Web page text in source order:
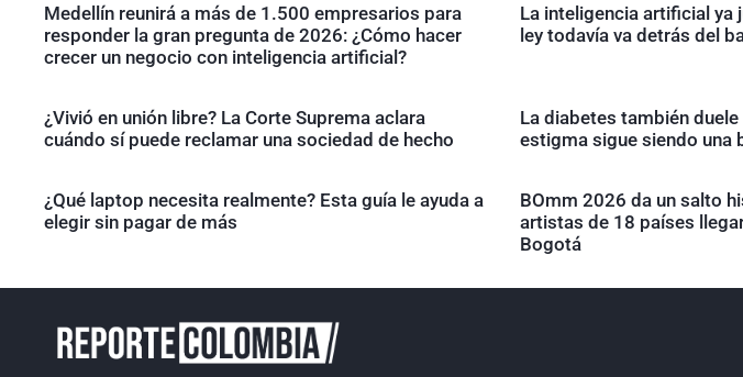
Medellín reunirá a más de 1.500 empresarios para
responder la gran pregunta de 2026: ¿Cómo hacer
crecer un negocio con inteligencia artificial?
La inteligencia artificial ya
ley todavía va detrás del
¿Vivió en unión libre? La Corte Suprema aclara
cuándo sí puede reclamar una sociedad de hecho
La diabetes también
estigma sigue siendo una
¿Qué laptop necesita realmente? Esta guía le ayuda a
elegir sin pagar de más
BOmm 2026 da un salto
artistas de 18 países
Bogotá